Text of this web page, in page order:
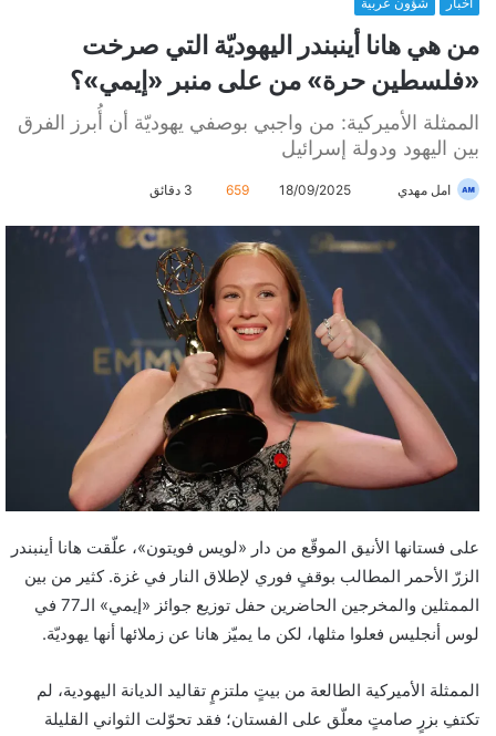
من هي هانا أينبندر اليهوديّة التي صرخت
«فلسطين حرة» من على منبر «إيمي»؟
الممثلة الأميركية: من واجبي بوصفي يهوديّة أن أُبرز الفرق
بين اليهود ودولة إسرائيل
امل مهدي
س
ر
ي
د
ك
ت
ر
ي
ا
18/09/2025
659
على فستانها الأنيق الموقّع من دار «لويس فويتون»، علّقت هانا أينبندر
الزرّ الأحمر المطالب بوقفٍ فوري لإطلاق النار في غزة. كثير من بين
الممثلين والمخرجين الحاضرين حفل توزيع جوائز «إيمي» الـ77 في
لوس أنجليس فعلوا مثلها، لكن ما يميّز هانا عن زملائها أنها يهوديّة.
الممثلة الأميركية الطالعة من بيتٍ ملتزمٍ تقاليد الديانة اليهودية، لم
تكتفِ بزرٍ صامتٍ معلّق على الفستان؛ فقد تحوّلت الثواني القليلة